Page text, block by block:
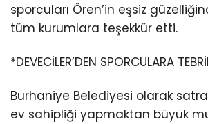
sporcuları Ören’in eşsiz
tüm kurumlara teşekkür etti.
*DEVECİLER’DEN SPORCULARA
Burhaniye Belediyesi olarak
ev sahipliği yapmaktan büyük